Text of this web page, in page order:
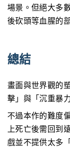
場景。但絕大多
後砍頭等血腥的
總結
畫面與世界觀的
擊」與「沉重暴
不過本作的難度
上死亡後需回到
戲並不提供太多